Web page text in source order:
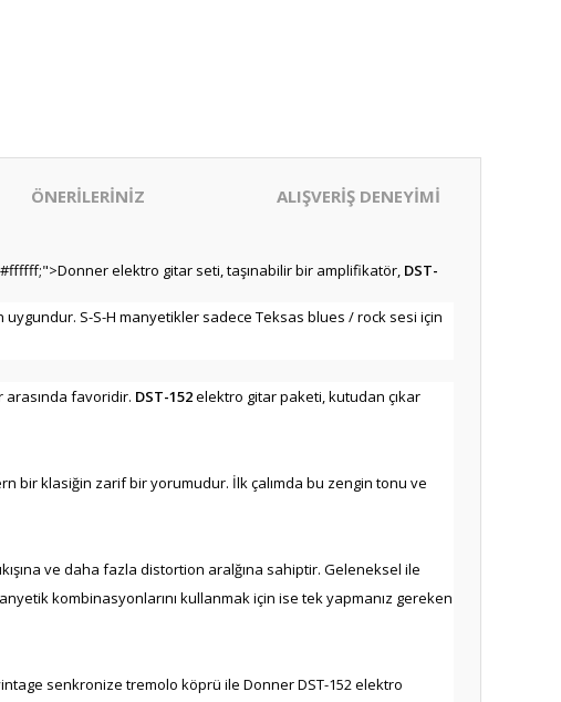
ÖNERİLERİNİZ ALIŞVERİŞ DENEYİMİ
elektro gitar seti, taşınabilir bir amplifikatör, DST-
S-S-H manyetikler sadece Teksas blues / rock sesi için
arasında favoridir. DST-152elektro gitar paketi, kutudan çıkar
bir klasiğin zarif bir yorumudur. İlk çalımda bu zengin tonu ve
ve daha fazla distortion aralğına sahiptir. Geleneksel ile
kombinasyonlarını kullanmak için ise tek yapmanız gereken
senkronize tremolo köprü ile Donner DST-152 elektro